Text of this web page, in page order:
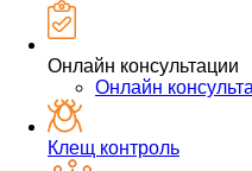
Онлайн консультации
Онлайн
Клещ контроль